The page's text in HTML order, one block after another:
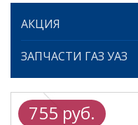
АКЦИЯ
ЗАПЧАСТИ ГАЗ УАЗ
755 руб.